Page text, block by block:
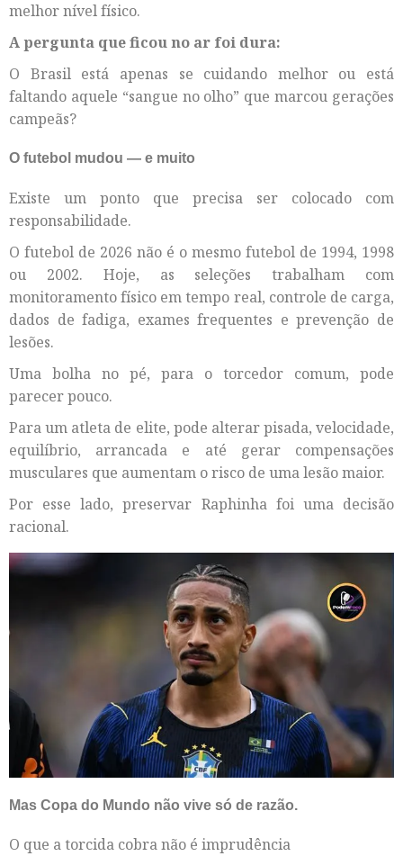
melhor nível físico.
A pergunta que ficou no ar foi dura:
O Brasil está apenas se cuidando melhor ou está
faltando aquele “sangue no olho” que marcou gerações
campeãs?
O futebol mudou — e muito
Existe um ponto que precisa ser colocado com
responsabilidade.
O futebol de 2026 não é o mesmo futebol de 1994, 1998
ou 2002. Hoje, as seleções trabalham com
monitoramento físico em tempo real, controle de carga,
dados de fadiga, exames frequentes e prevenção de
lesões.
Uma bolha no pé, para o torcedor comum, pode
parecer pouco.
Para um atleta de elite, pode alterar pisada, velocidade,
equilíbrio, arrancada e até gerar compensações
musculares que aumentam o risco de uma lesão maior.
Por esse lado, preservar Raphinha foi uma decisão
racional.
Mas Copa do Mundo não vive só de razão.
O que a torcida cobra não é imprudência